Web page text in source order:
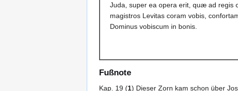
Juda, super ea opera erit, quæ ad regis
magistros Levitas coram vobis,
Dominus vobiscum in bonis.
Fußnote
Kap. 19 (1) Dieser Zorn kam schon über